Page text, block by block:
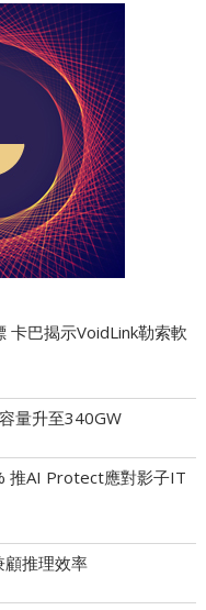
卡巴揭示VoidLink勒索軟
量升至340GW
推AI Protect應對影子IT
推理效率